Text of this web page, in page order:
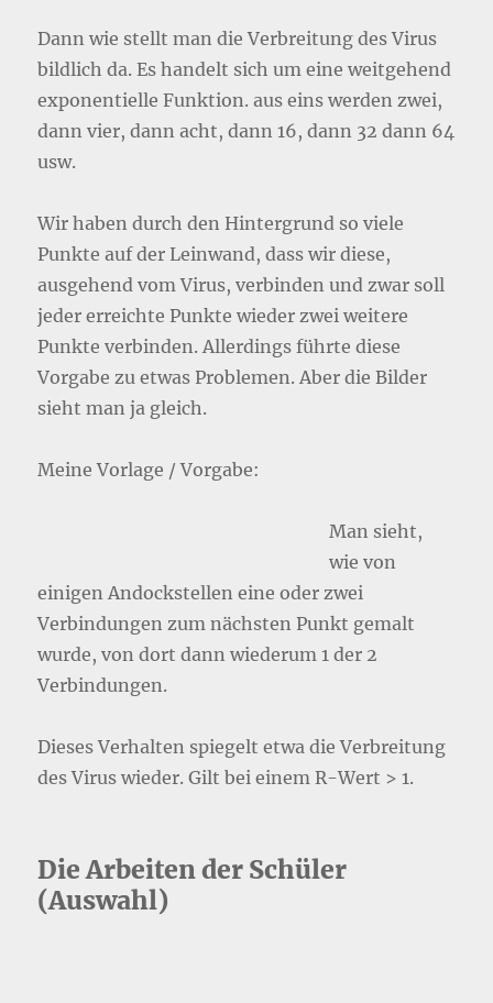
Dann wie stellt man die Verbreitung des Virus
bildlich da. Es handelt sich um eine weitgehend
exponentielle Funktion. aus eins werden zwei,
dann vier, dann acht, dann 16, dann 32 dann 64
usw.
Wir haben durch den Hintergrund so viele
Punkte auf der Leinwand, dass wir diese,
ausgehend vom Virus, verbinden und zwar soll
jeder erreichte Punkte wieder zwei weitere
Punkte verbinden. Allerdings führte diese
Vorgabe zu etwas Problemen. Aber die Bilder
sieht man ja gleich.
Meine Vorlage / Vorgabe:
Man sieht,
wie von
einigen Andockstellen eine oder zwei
Verbindungen zum nächsten Punkt gemalt
wurde, von dort dann wiederum 1 der 2
Verbindungen.
Dieses Verhalten spiegelt etwa die Verbreitung
des Virus wieder. Gilt bei einem R-Wert > 1.
Die Arbeiten der Schüler
(Auswahl)